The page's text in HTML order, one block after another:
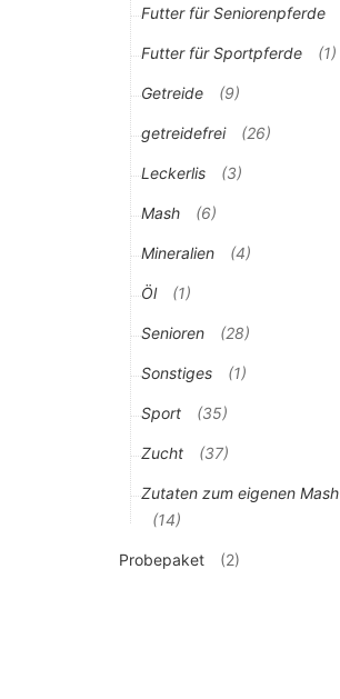
Futter für Seniorenpferde
Futter für Sportpferde (1)
Getreide (9)
getreidefrei (26)
Leckerlis (3)
Mash (6)
Mineralien (4)
Öl (1)
Senioren (28)
Sonstiges (1)
Sport (35)
Zucht (37)
Zutaten zum eigenen Mash
(14)
Probepaket (2)